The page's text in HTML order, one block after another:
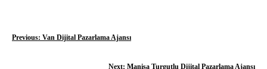
Y
Previous: Van Dijital Pazarlama Ajansı
Next: Manisa Turgutlu Dijital Pazarlama Ajansı